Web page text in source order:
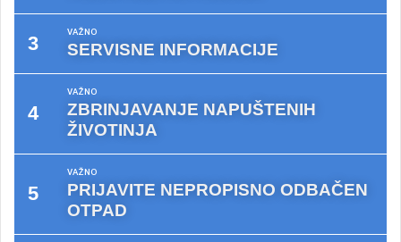
VAŽNO
SERVISNE INFORMACIJE
VAŽNO
ZBRINJAVANJE NAPUŠTENIH
ŽIVOTINJA
VAŽNO
PRIJAVITE NEPROPISNO ODBAČEN
OTPAD